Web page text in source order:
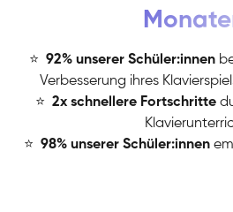
⭐ 92% unserer Schüler:innen
Verbesserung ihres
⭐ 2x schnellere Fortschritte
⭐ 98% unserer Schüler:innen